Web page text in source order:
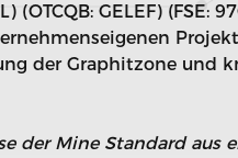
(OTCQB: GELEF) (FSE:
der Graphitzone und
der Mine Standard aus